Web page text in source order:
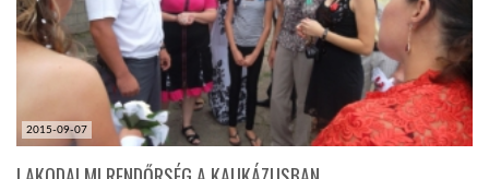
TROPICALMAGAZIN
GLOBOTV
AFRIKA TUDÁSTÁR
2015-09-07